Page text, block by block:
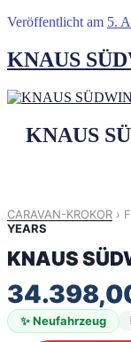
Veröffentlicht am 5.
KNAUS
KNAUS
CARAVAN-KROKOR ›
YEARS
KNAUS
✨ Neufahrzeug